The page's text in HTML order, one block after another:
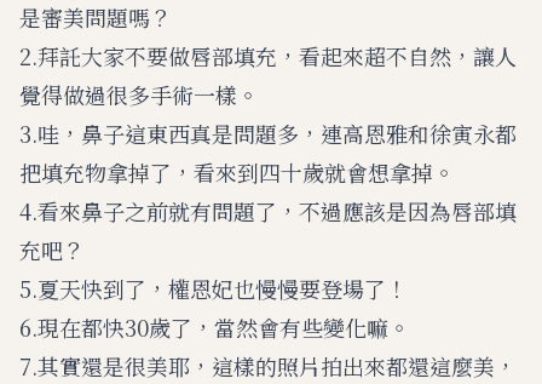
是審美問題嗎？
2.拜託大家不要做唇部填充，看起來超不自然，讓人
覺得做過很多手術一樣。
3.哇，鼻子這東西真是問題多，連高恩雅和徐寅永都
把填充物拿掉了，看來到四十歲就會想拿掉。
4.看來鼻子之前就有問題了，不過應該是因為唇部填
充吧？
5.夏天快到了，權恩妃也慢慢要登場了！
6.現在都快30歲了，當然會有些變化嘛。
7.其實還是很美耶，這樣的照片拍出來都還這麼美，